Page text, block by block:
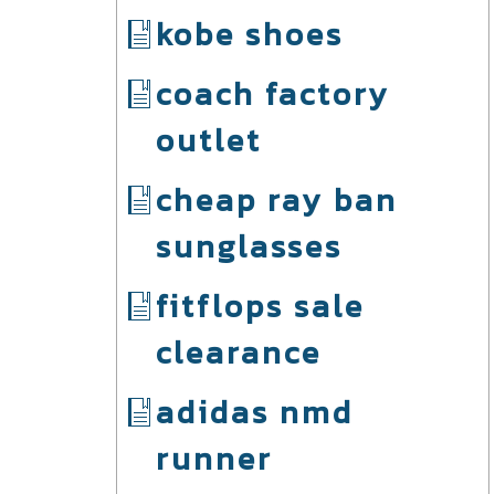
kobe shoes
coach factory
outlet
cheap ray ban
sunglasses
fitflops sale
clearance
adidas nmd
runner